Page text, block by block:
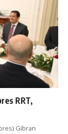
RRT,
Gibran